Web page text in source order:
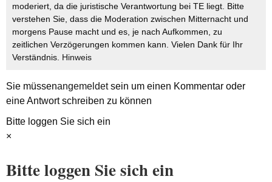
moderiert, da die juristische Verantwortung bei TE liegt. Bitte
verstehen Sie, dass die Moderation zwischen Mitternacht und
morgens Pause macht und es, je nach Aufkommen, zu
zeitlichen Verzögerungen kommen kann. Vielen Dank für Ihr
Verständnis. Hinweis
Sie müssenangemeldetsein um einen Kommentar oder
eine Antwort schreiben zu können
Bitte loggen Sie sich ein
×
Bitte loggen Sie sich ein